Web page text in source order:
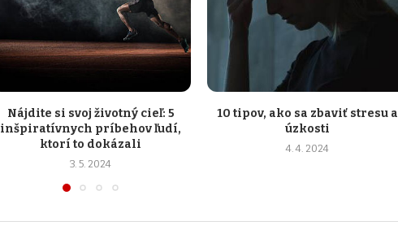
Nájdite si svoj životný cieľ: 5
inšpiratívnych príbehov ľudí,
ktorí to dokázali
3. 5. 2024
10 tipov, ako sa zbaviť stresu a
úzkosti
4. 4. 2024